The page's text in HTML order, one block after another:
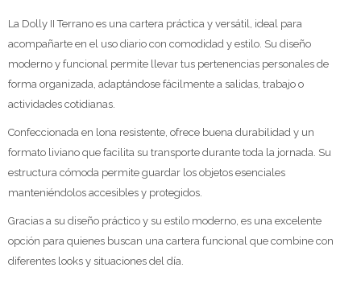
La Dolly II Terrano es una cartera práctica y versátil, ideal para
acompañarte en el uso diario con comodidad y estilo. Su diseño
moderno y funcional permite llevar tus pertenencias personales de
forma organizada, adaptándose fácilmente a salidas, trabajo o
actividades cotidianas.
Confeccionada en lona resistente, ofrece buena durabilidad y un
formato liviano que facilita su transporte durante toda la jornada. Su
estructura cómoda permite guardar los objetos esenciales
manteniéndolos accesibles y protegidos.
Gracias a su diseño práctico y su estilo moderno, es una excelente
opción para quienes buscan una cartera funcional que combine con
diferentes looks y situaciones del día.